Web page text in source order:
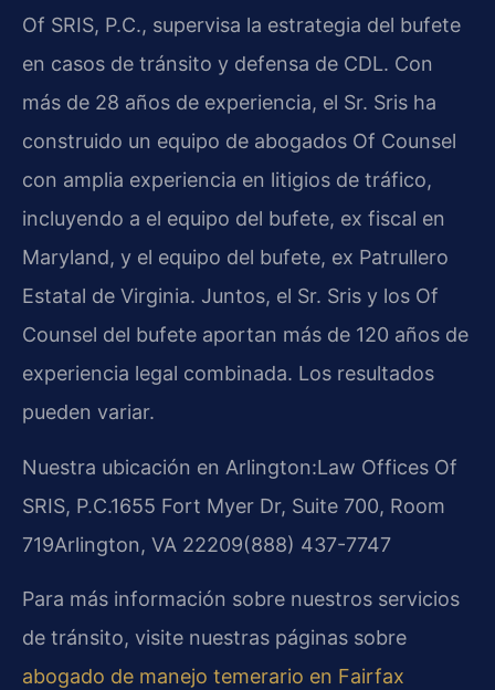
Of SRIS, P.C., supervisa la estrategia del bufete
en casos de tránsito y defensa de CDL. Con
más de 28 años de experiencia, el Sr. Sris ha
construido un equipo de abogados Of Counsel
con amplia experiencia en litigios de tráfico,
incluyendo a el equipo del bufete, ex fiscal en
Maryland, y el equipo del bufete, ex Patrullero
Estatal de Virginia. Juntos, el Sr. Sris y los Of
Counsel del bufete aportan más de 120 años de
experiencia legal combinada. Los resultados
pueden variar.
Nuestra ubicación en Arlington:Law Offices Of
SRIS, P.C.1655 Fort Myer Dr, Suite 700, Room
719Arlington, VA 22209(888) 437-7747
Para más información sobre nuestros servicios
de tránsito, visite nuestras páginas sobre
abogado de manejo temerario en Fairfax